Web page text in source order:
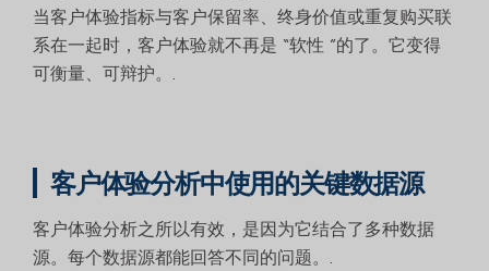
当客户体验指标与客户保留率、终身价值或重复购买联
系在一起时，客户体验就不再是 “软性 ”的了。它变得
可衡量、可辩护。.
客户体验分析中使用的关键数据源
客户体验分析之所以有效，是因为它结合了多种数据
源。每个数据源都能回答不同的问题。.